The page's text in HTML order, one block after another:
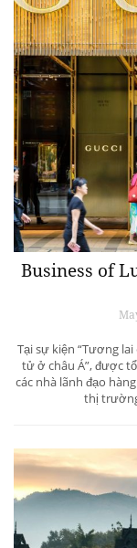
Business of
Tại sự kiện “Tương
tử ở châu Á”, được
các nhà lãnh đạo
thị